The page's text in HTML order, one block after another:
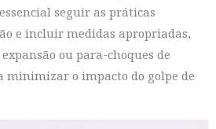
seguir as práticas
e incluir medidas apropriadas,
ou para-choques de
minimizar o impacto do golpe de